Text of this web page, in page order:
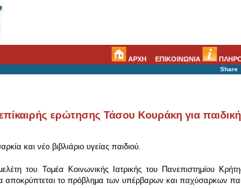
ΑΡΧΗ ΕΠΙΚΟΙΝΩΝΙΑ
Share
ερώτησης Τάσου Κουράκη για
και νέο βιβλιάριο υγείας παιδιού.
του Τομέα Κοινωνικής Ιατρικής του Πανεπιστημίου
αποκρύπτεται το πρόβλημα των υπέρβαρων και παχύσαρκων